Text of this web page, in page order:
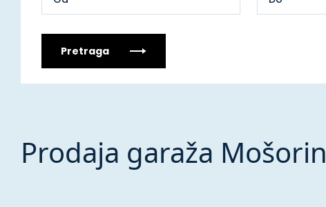
Pretraga
Prodaja garaža Mošorin